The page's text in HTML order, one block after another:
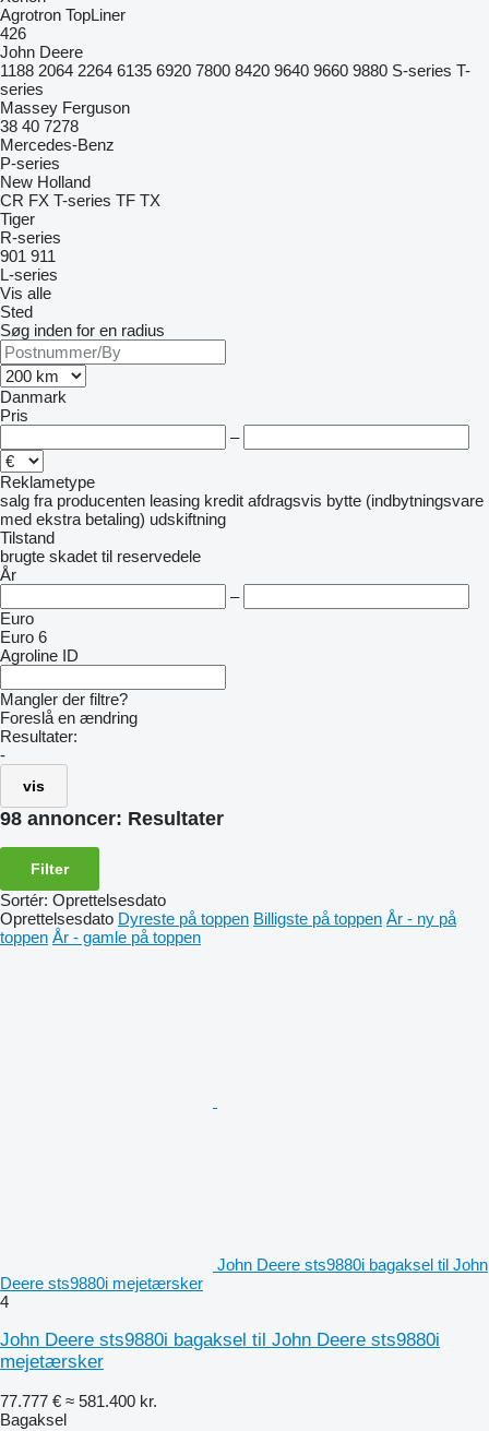
Agrotron TopLiner
426
John Deere
1188 2064 2264 6135 6920 7800 8420 9640 9660 9880 S-series T-
series
Massey Ferguson
38 40 7278
Mercedes-Benz
P-series
New Holland
CR FX T-series TF TX
Tiger
R-series
901 911
L-series
Vis alle
Sted
Søg inden for en radius
Danmark
Pris
–
Reklametype
salg fra producenten leasing kredit afdragsvis bytte (indbytningsvare
med ekstra betaling) udskiftning
Tilstand
brugte skadet til reservedele
År
–
Euro
Euro 6
Agroline ID
Mangler der filtre?
Foreslå en ændring
Resultater:
-
vis
98 annoncer: Resultater
Filter
Sortér: Oprettelsesdato
Oprettelsesdato Dyreste på toppen Billigste på toppen År - ny på
toppen År - gamle på toppen
John Deere sts9880i bagaksel til John
Deere sts9880i mejetærsker
4
John Deere sts9880i bagaksel til John Deere sts9880i
mejetærsker
77.777 € ≈ 581.400 kr.
Bagaksel